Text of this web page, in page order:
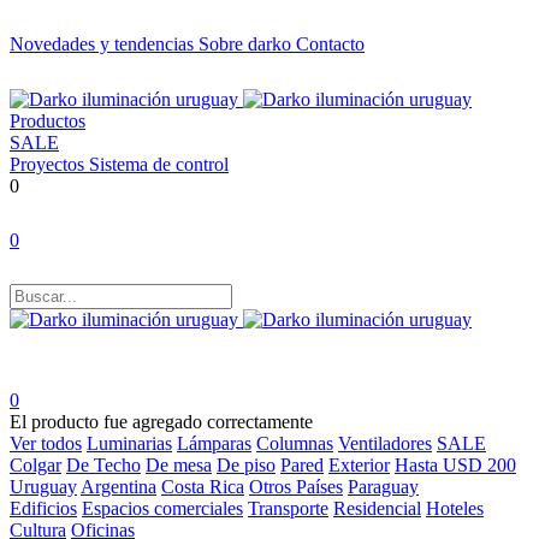
Novedades y tendencias Sobre darko Contacto
Productos
SALE
Proyectos Sistema de control
0
0
0
El producto fue agregado correctamente
Ver todos Luminarias Lámparas Columnas Ventiladores SALE
Colgar De Techo De mesa De piso Pared Exterior Hasta USD 200
Uruguay Argentina Costa Rica Otros Países Paraguay
Edificios Espacios comerciales Transporte Residencial Hoteles
Cultura Oficinas